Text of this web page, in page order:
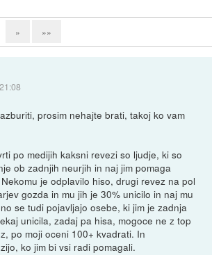
» »»
prosim nehajte brati, takoj ko vam
po medijih kaksni revezi so ljudje, ki so
ob zadnjih neurjih in naj jim pomaga
je odplavilo hiso, drugi revez na pol
gozda in mu jih je 30% unicilo in naj mu
se tudi pojavljajo osebe, ki jim je zadnja
unicila, zadaj pa hisa, mogoce ne z top
po moji oceni 100+ kvadrati. In
ko jim bi vsi radi pomagali.